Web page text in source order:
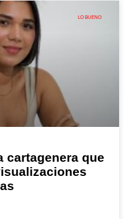
LO BUENO
cartagenera que